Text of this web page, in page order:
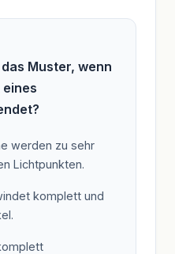
Muster, wenn
werden zu sehr
Lichtpunkten.
komplett und